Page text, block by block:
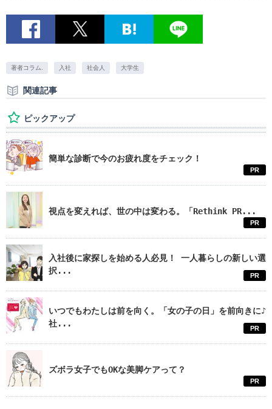
著者コラム. 入社 社会人 大学生
関連記事
ピックアップ
簡単な診断で今のお疲れ度をチェック！
PR
視点を変えれば、世の中は変わる。「Rethink PR...
PR
入社後に家探しを始める人必見！ 一人暮らしの新しい選
択...
PR
いつでもわたしは前を向く。「女の子の日」を前向きに♪
社...
PR
ズボラ女子でもOKな美脚ケアって？
PR